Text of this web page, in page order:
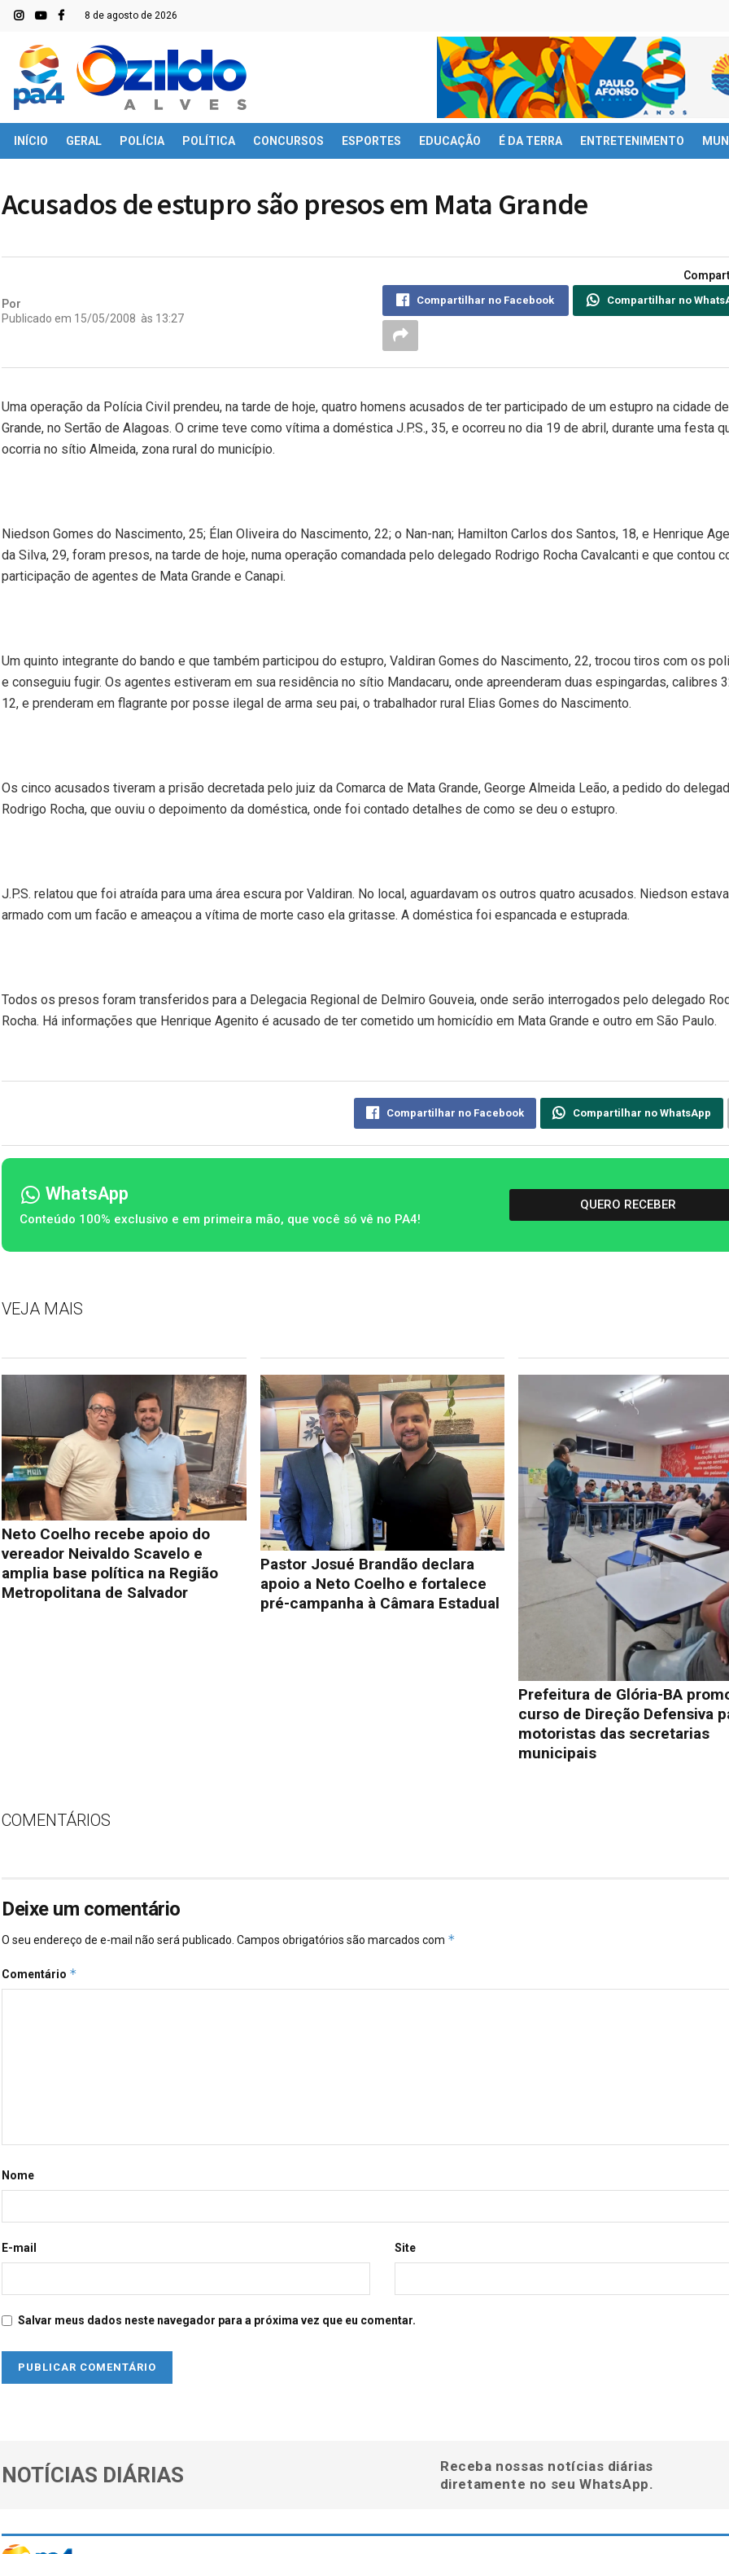
8 de agosto de 2026
INÍCIO GERAL POLÍCIA POLÍTICA CONCURSOS ESPORTES EDUCAÇÃO É DA TERRA ENTRETENIMENTO
Acusados de estupro são presos em Mata Grande
Por
Publicado em 15/05/2008 às 13:27
Compartilhar no Facebook Compartilhar no
Uma operação da Polícia Civil prendeu, na tarde de hoje, quatro homens acusados de ter participado de um estupro na cidade
Grande, no Sertão de Alagoas. O crime teve como vítima a doméstica J.P.S., 35, e ocorreu no dia 19 de abril, durante uma festa
ocorria no sítio Almeida, zona rural do município.
Niedson Gomes do Nascimento, 25; Élan Oliveira do Nascimento, 22; o Nan-nan; Hamilton Carlos dos Santos, 18, e Henrique
da Silva, 29, foram presos, na tarde de hoje, numa operação comandada pelo delegado Rodrigo Rocha Cavalcanti e que contou
participação de agentes de Mata Grande e Canapi.
Um quinto integrante do bando e que também participou do estupro, Valdiran Gomes do Nascimento, 22, trocou tiros com os
e conseguiu fugir. Os agentes estiveram em sua residência no sítio Mandacaru, onde apreenderam duas espingardas, calibres
12, e prenderam em flagrante por posse ilegal de arma seu pai, o trabalhador rural Elias Gomes do Nascimento.
Os cinco acusados tiveram a prisão decretada pelo juiz da Comarca de Mata Grande, George Almeida Leão, a pedido do
Rodrigo Rocha, que ouviu o depoimento da doméstica, onde foi contado detalhes de como se deu o estupro.
J.P.S. relatou que foi atraída para uma área escura por Valdiran. No local, aguardavam os outros quatro acusados. Niedson estava
armado com um facão e ameaçou a vítima de morte caso ela gritasse. A doméstica foi espancada e estuprada.
Todos os presos foram transferidos para a Delegacia Regional de Delmiro Gouveia, onde serão interrogados pelo delegado
Rocha. Há informações que Henrique Agenito é acusado de ter cometido um homicídio em Mata Grande e outro em São Paulo.
Compartilhar no Facebook Compartilhar no WhatsApp
WhatsApp
Conteúdo 100% exclusivo e em primeira mão, que você só vê no PA4!
QUERO RECEBER
VEJA MAIS
Neto Coelho recebe apoio do
vereador Neivaldo Scavelo e
amplia base política na Região
Metropolitana de Salvador
Pastor Josué Brandão declara
apoio a Neto Coelho e fortalece
pré-campanha à Câmara Estadual
Prefeitura de Glória-BA
curso de Direção Defensiva
motoristas das secretarias
municipais
COMENTÁRIOS
Deixe um comentário
O seu endereço de e-mail não será publicado. Campos obrigatórios são marcados com *
Comentário *
Nome
E-mail Site
Salvar meus dados neste navegador para a próxima vez que eu comentar.
NOTÍCIAS DIÁRIAS
Receba nossas notícias diárias
diretamente no seu WhatsApp.